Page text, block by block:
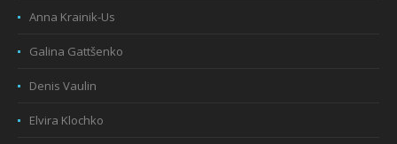
Anna Krainik-Us
Galina Gattšenko
Denis Vaulin
Elvira Klochko